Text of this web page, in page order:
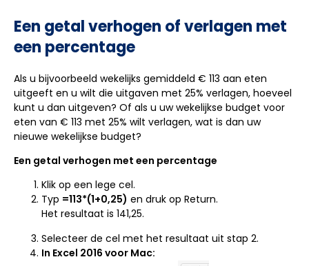
Een getal verhogen of verlagen met
een percentage
Als u bijvoorbeeld wekelijks gemiddeld € 113 aan eten
uitgeeft en u wilt die uitgaven met 25% verlagen, hoeveel
kunt u dan uitgeven? Of als u uw wekelijkse budget voor
eten van € 113 met 25% wilt verlagen, wat is dan uw
nieuwe wekelijkse budget?
Een getal verhogen met een percentage
Klik op een lege cel.
Typ =113*(1+0,25) en druk op Return.
Het resultaat is 141,25.
Selecteer de cel met het resultaat uit stap 2.
In Excel 2016 voor Mac: